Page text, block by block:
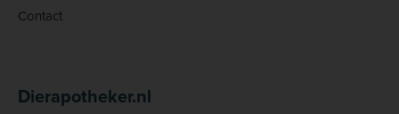
Contact
Dierapotheker.nl